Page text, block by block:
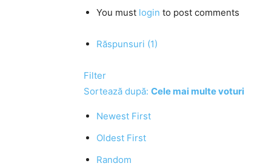
You must login to post comments
Răspunsuri (1)
Filter
Sortează după: Cele mai multe voturi
Newest First
Oldest First
Random